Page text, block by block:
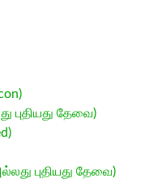
புதியது தேவை)
புதியது தேவை)